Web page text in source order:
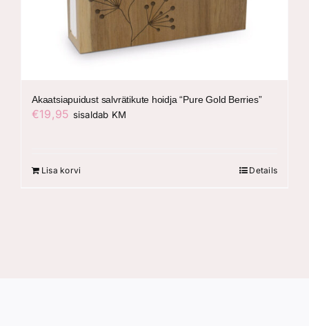
Akaatsiapuidust salvrätikute hoidja “Pure Gold Berries”
€19,95 sisaldab KM
Lisa korvi Details